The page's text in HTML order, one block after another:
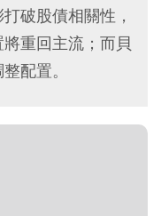
破股債相關性，
重回主流；而貝
配置。